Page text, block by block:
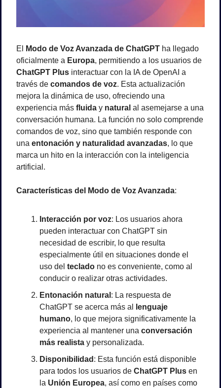
El Modo de Voz Avanzada de ChatGPT ha llegado
oficialmente a Europa
ChatGPT Plus interactuar con la IA de OpenAI a
través de comandos de voz. Esta actualización
mejora la dinámica de uso, ofreciendo una
experiencia más fluida y natural al asemejarse a una
conversación humana. La función no solo comprende
comandos de voz, sino que también responde con
una entonación y naturalidad avanzadas, lo que
marca un hito en la interacción con la inteligencia
artificial.
Características del Modo de Voz Avanzada:
Interacción por voz: Los usuarios ahora
pueden interactuar con ChatGPT sin
necesidad de escribir, lo que resulta
especialmente útil en situaciones donde el
uso del teclado no es conveniente, como al
conducir o realizar otras actividades.
Entonación natural : La respuesta de
ChatGPT se acerca más al
lenguaje
humano, lo que mejora significativamente la
experiencia al mantener una conversación
más realista y personalizada.
Disponibilidad : Esta función está disponible
para todos los usuarios de ChatGPT Plus en
la Unión Europea